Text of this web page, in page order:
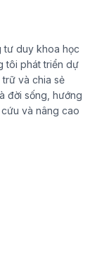
tư duy khoa học
tôi phát triển dự
và chia sẻ
đời sống, hướng
và nâng cao